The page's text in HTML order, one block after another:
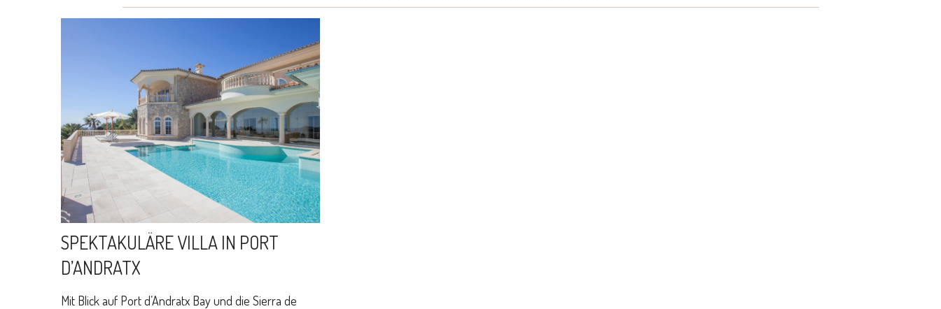
SPEKTAKULÄRE VILLA IN PORT
D’ANDRATX
Mit Blick auf Port d’Andratx Bay und die Sierra de